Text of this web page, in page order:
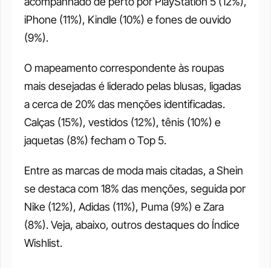
iPhone (11%), Kindle (10%) e fones de ouvido
(9%).
O mapeamento correspondente às roupas
mais desejadas é liderado pelas blusas, ligadas
a cerca de 20% das menções identificadas.
Calças (15%), vestidos (12%), tênis (10%) e
jaquetas (8%) fecham o Top 5.
Entre as marcas de moda mais citadas, a Shein
se destaca com 18% das menções, seguida por
Nike (12%), Adidas (11%), Puma (9%) e Zara
(8%). Veja, abaixo, outros destaques do Índice
Wishlist.